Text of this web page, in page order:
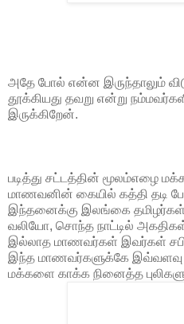
அதே போல் என்ன இருந்தாலும்
தூக்கியது தவறு என்று
இருக்கிறேன்.
படித்து சட்டத்தின் மூலம்எழை
மாணவனின் கையில் கத்தி தடி
இந்தனைக்கு இலங்கை தமிழர்கள்
வலியோ, சொந்த நாட்டில்
இல்லாத மாணவர்கள் இவர்கள்
இந்த மாணவர்களுக்கே இவ்வளவு
மக்களை காக்க நினைத்த